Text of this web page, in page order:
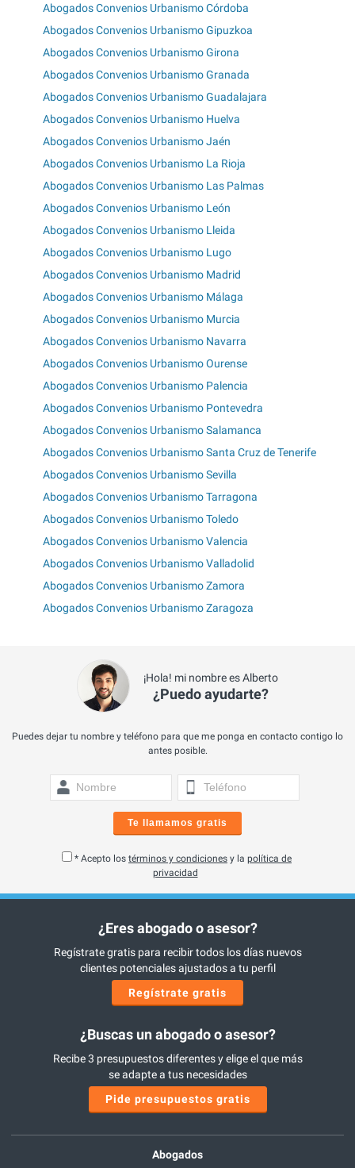
Abogados Convenios Urbanismo Córdoba
Abogados Convenios Urbanismo Gipuzkoa
Abogados Convenios Urbanismo Girona
Abogados Convenios Urbanismo Granada
Abogados Convenios Urbanismo Guadalajara
Abogados Convenios Urbanismo Huelva
Abogados Convenios Urbanismo Jaén
Abogados Convenios Urbanismo La Rioja
Abogados Convenios Urbanismo Las Palmas
Abogados Convenios Urbanismo León
Abogados Convenios Urbanismo Lleida
Abogados Convenios Urbanismo Lugo
Abogados Convenios Urbanismo Madrid
Abogados Convenios Urbanismo Málaga
Abogados Convenios Urbanismo Murcia
Abogados Convenios Urbanismo Navarra
Abogados Convenios Urbanismo Ourense
Abogados Convenios Urbanismo Palencia
Abogados Convenios Urbanismo Pontevedra
Abogados Convenios Urbanismo Salamanca
Abogados Convenios Urbanismo Santa Cruz de Tenerife
Abogados Convenios Urbanismo Sevilla
Abogados Convenios Urbanismo Tarragona
Abogados Convenios Urbanismo Toledo
Abogados Convenios Urbanismo Valencia
Abogados Convenios Urbanismo Valladolid
Abogados Convenios Urbanismo Zamora
Abogados Convenios Urbanismo Zaragoza
¡Hola! mi nombre es Alberto
¿Puedo ayudarte?
Puedes dejar tu nombre y teléfono para que me ponga en contacto contigo lo
antes posible.
Te llamamos gratis
* Acepto los términos y condiciones y la política de
privacidad
¿Eres abogado o asesor?
Regístrate gratis para recibir todos los días nuevos
clientes potenciales ajustados a tu perfil
Regístrate gratis
¿Buscas un abogado o asesor?
Recibe 3 presupuestos diferentes y elige el que más
se adapte a tus necesidades
Pide presupuestos gratis
Abogados